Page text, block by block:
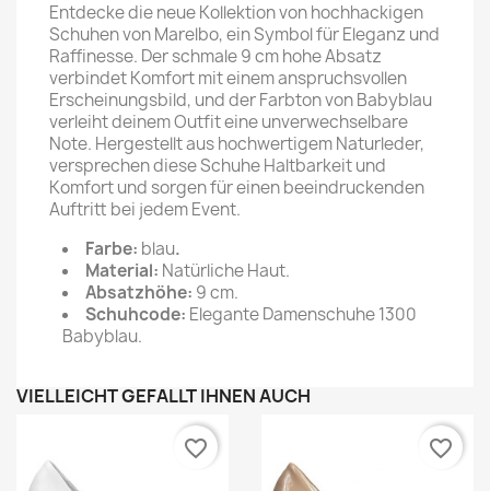
Entdecke die neue Kollektion von hochhackigen
Schuhen von Marelbo, ein Symbol für Eleganz und
Raffinesse. Der schmale 9 cm hohe Absatz
verbindet Komfort mit einem anspruchsvollen
Erscheinungsbild, und der Farbton von Babyblau
verleiht deinem Outfit eine unverwechselbare
Note. Hergestellt aus hochwertigem Naturleder,
versprechen diese Schuhe Haltbarkeit und
Komfort und sorgen für einen beeindruckenden
Auftritt bei jedem Event.
Farbe: blau.
Material: Natürliche Haut.
Absatzhöhe: 9 cm.
Schuhcode: Elegante Damenschuhe 1300
Babyblau.
VIELLEICHT GEFÄLLT IHNEN AUCH
favorite_border favorite_border